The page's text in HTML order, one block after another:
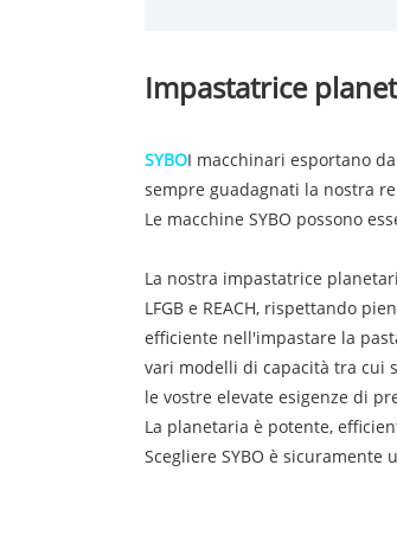
Impastatrice
SYBOI macchinari esportano
sempre guadagnati la nostra
Le macchine SYBO possono
La nostra impastatrice
LFGB e REACH, rispettando
efficiente nell'impastare la
vari modelli di capacità tra cui
le vostre elevate esigenze di
La planetaria è potente,
Scegliere SYBO è